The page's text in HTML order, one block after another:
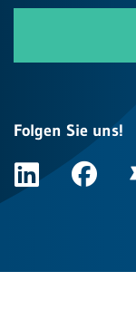
Folgen Sie uns!